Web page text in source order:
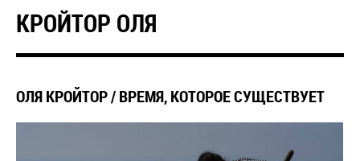
КРОЙТОР ОЛЯ
ОЛЯ КРОЙТОР / ВРЕМЯ, КОТОРОЕ СУЩЕСТВУЕТ